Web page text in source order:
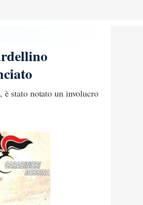
è stato notato un involucro